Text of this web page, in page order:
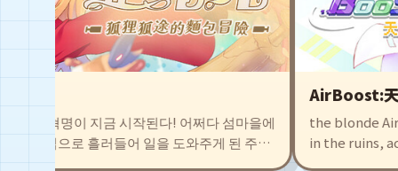
혁명이 지금 시작된다! 어쩌다 섬마을에
집으로 흘러들어 일을 도와주게 된 주인
AirBoost:天空
the blonde
in the ruins,
girl, Agate. This